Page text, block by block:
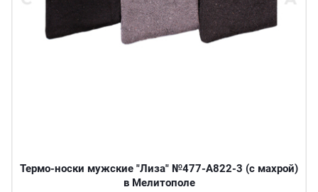
Термо-носки мужские "Лиза" №477-A822-3 (с махрой)
в Мелитополе